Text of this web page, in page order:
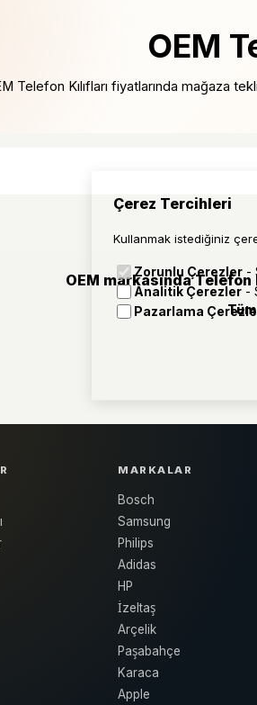
OEM
Telefon Kılıfları fiyatlarında mağaza
OEM markasında
MARKALAR
Bosch
Samsung
Philips
Adidas
HP
İzeltaş
Arçelik
Paşabahçe
Karaca
Apple
Çerez Tercihleri
Kullanmak istediğiniz
Zorunlu Çerezler -
Analitik Çerezler-
Pazarlama